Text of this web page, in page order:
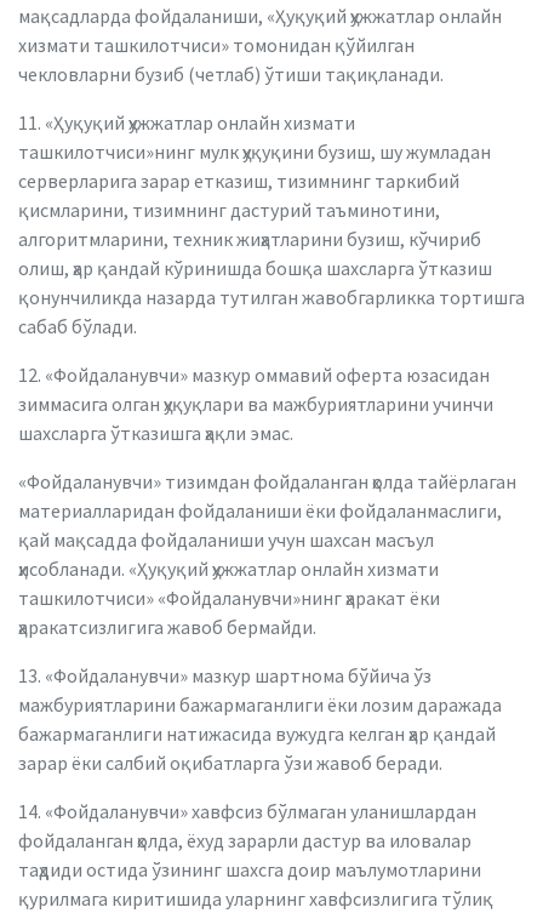
мақсадларда фойдаланиши, «Ҳуқуқий ҳужжатлар онлайн
хизмати ташкилотчиси» томонидан қўйилган
чекловларни бузиб (четлаб) ўтиши тақиқланади.
11. «Ҳуқуқий ҳужжатлар онлайн хизмати
ташкилотчиси»нинг мулк ҳуқуқини бузиш, шу жумладан
серверларига зарар етказиш, тизимнинг таркибий
қисмларини, тизимнинг дастурий таъминотини,
алгоритмларини, техник жиҳатларини бузиш, кўчириб
олиш, ҳар қандай кўринишда бошқа шахсларга ўтказиш
қонунчиликда назарда тутилган жавобгарликка тортишга
сабаб бўлади.
12. «Фойдаланувчи» мазкур оммавий оферта юзасидан
зиммасига олган ҳуқуқлари ва мажбуриятларини учинчи
шахсларга ўтказишга ҳақли эмас.
«Фойдаланувчи» тизимдан фойдаланган ҳолда тайёрлаган
материалларидан фойдаланиши ёки фойдаланмаслиги,
қай мақсадда фойдаланиши учун шахсан масъул
ҳисобланади. «Ҳуқуқий ҳужжатлар онлайн хизмати
ташкилотчиси» «Фойдаланувчи»нинг ҳаракат ёки
ҳаракатсизлигига жавоб бермайди.
13. «Фойдаланувчи» мазкур шартнома бўйича ўз
мажбуриятларини бажармаганлиги ёки лозим даражада
бажармаганлиги натижасида вужудга келган ҳар қандай
зарар ёки салбий оқибатларга ўзи жавоб беради.
14. «Фойдаланувчи» хавфсиз бўлмаган уланишлардан
фойдаланган ҳолда, ёхуд зарарли дастур ва иловалар
таҳдиди остида ўзининг шахсга доир маълумотларини
қурилмага киритишида уларнинг хавфсизлигига тўлиқ